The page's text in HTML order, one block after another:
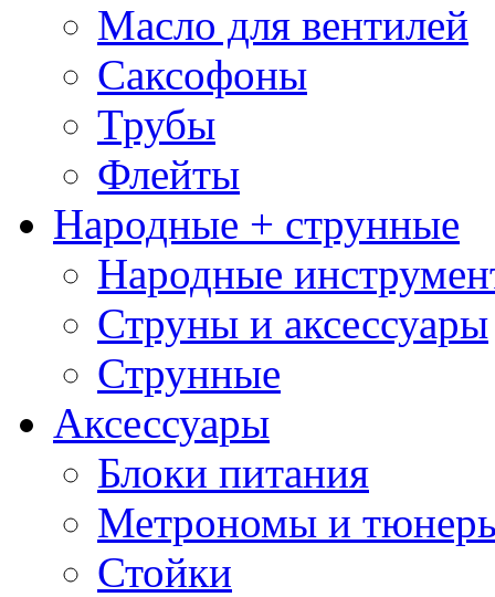
Масло для вентилей
Саксофоны
Трубы
Флейты
Народные + струнные
Народные
Струны и аксессуары
Струнные
Аксессуары
Блоки питания
Метрономы и
Стойки